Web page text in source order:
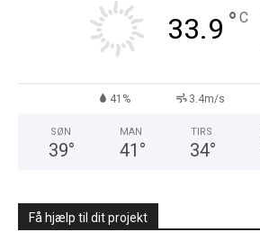
33.9 ° C
41% 3.4m/s
SØN
39°
MAN
41 °
TIRS
34°
Få hjælp til dit projekt